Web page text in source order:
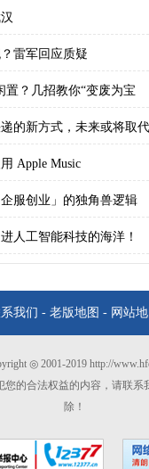
雷军回应质疑
置？几招教你“变废为宝
的新方式，未来或将取
Apple Music
服创业」的独角兽逻辑
人工智能科技的海洋！
我们 - 老版地图 - 网站地
◎ 2001-2019 http://
您的合法权益的内容，请联系
除！